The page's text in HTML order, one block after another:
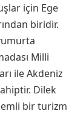
için Ege
biridir.
Milli
ile Akdeniz
Dilek
bir turizm